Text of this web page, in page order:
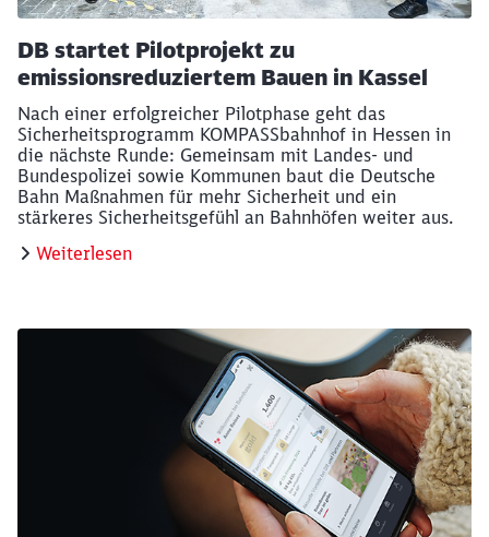
DB startet Pilotprojekt zu
emissionsreduziertem Bauen in Kassel
Nach einer erfolgreicher Pilotphase geht das
Sicherheitsprogramm KOMPASSbahnhof in Hessen in
die nächste Runde: Gemeinsam mit Landes- und
Bundespolizei sowie Kommunen baut die Deutsche
Bahn Maßnahmen für mehr Sicherheit und ein
stärkeres Sicherheitsgefühl an Bahnhöfen weiter aus.
Weiterlesen